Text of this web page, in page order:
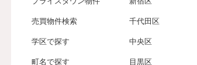
売買物件検索
学区で探す
町名で探す
千代田区
中央区
目黒区